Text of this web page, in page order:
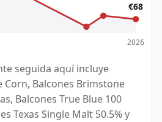
€68
2026
seguida aquí incluye
Corn, Balcones Brimstone
Balcones True Blue 100
Texas Single Malt 50.5% y